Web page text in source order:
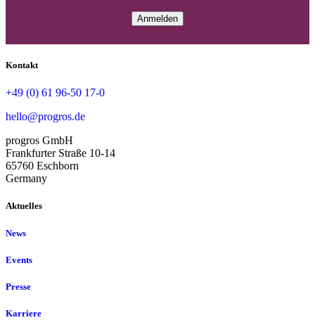
Kontakt
+49 (0) 61 96-50 17-0
hello@progros.de
progros GmbH
Frankfurter Straße 10-14
65760 Eschborn
Germany
Aktuelles
News
Events
Presse
Karriere